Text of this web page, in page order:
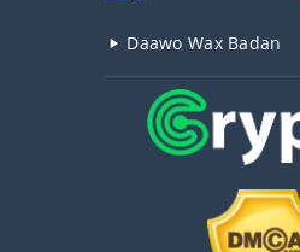
Daawo Wax Badan